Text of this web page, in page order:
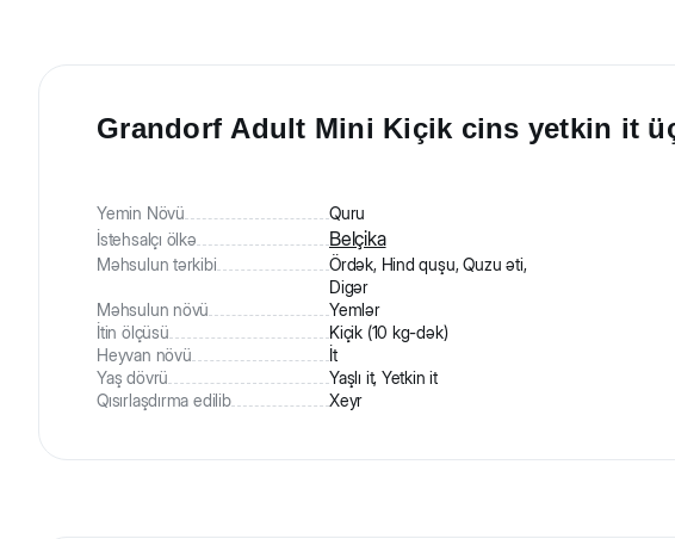
Grandorf Adult Mini Kiçik cins yetkin it
Yemin Növü
Quru
İstehsalçı ölkə
Belçika
Məhsulun tərkibi
Ördək, Hind quşu, Quzu əti,
Digər
Məhsulun növü
Yemlər
İtin ölçüsü
Kiçik (10 kg-dək)
Heyvan növü
İt
Yaş dövrü
Yaşlı it, Yetkin it
Qısırlaşdırma edilib
Xeyr